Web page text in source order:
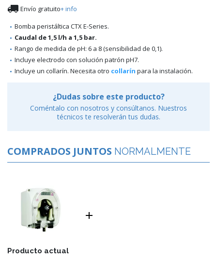
 Envío gratuito+ info
Bomba peristáltica CTX E-Series.
Caudal de 1,5 l/h a 1,5 bar.
Rango de medida de pH: 6 a 8 (sensibilidad de 0,1).
Incluye electrodo con solución patrón pH7.
Incluye un collarín. Necesita otro collarín para la instalación.
¿Dudas sobre este producto?
Coméntalo con nosotros y consúltanos. Nuestros
técnicos te resolverán tus dudas.
COMPRADOS JUNTOS NORMALMENTE
Producto actual
